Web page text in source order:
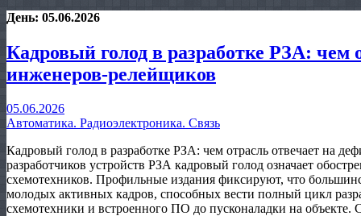
День: 05.06.2026
Кадровый голод в разработке РЗА: чем
инженеров-релейщиков
05.06.2026
Автоматика. Радиоэлектроника. Связь
Кадровый голод в разработке РЗА: чем отрасль отвечает на
разработчиков устройств РЗА кадровый голод означает
схемотехников. Профильные издания фиксируют, что
молодых активных кадров, способных вести полный цикл
схемотехники и встроенного ПО до пусконаладки на